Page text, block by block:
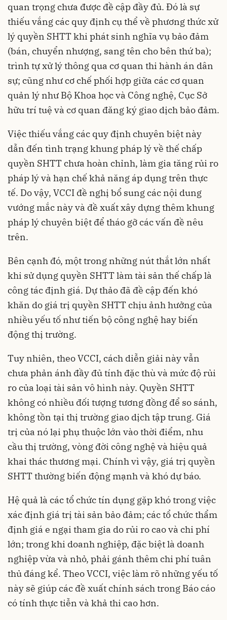
quan trọng chưa được đề cập đầy đủ. Đó là sự
thiếu vắng các quy định cụ thể về phương thức xử
lý quyền SHTT khi phát sinh nghĩa vụ bảo đảm
(bán, chuyển nhượng, sang tên cho bên thứ ba);
trình tự xử lý thông qua cơ quan thi hành án dân
sự; cũng như cơ chế phối hợp giữa các cơ quan
quản lý như Bộ Khoa học và Công nghệ, Cục Sở
hữu trí tuệ và cơ quan đăng ký giao dịch bảo đảm.
Việc thiếu vắng các quy định chuyên biệt này
dẫn đến tình trạng khung pháp lý về thế chấp
quyền SHTT chưa hoàn chỉnh, làm gia tăng rủi ro
pháp lý và hạn chế khả năng áp dụng trên thực
tế. Do vậy, VCCI đề nghị bổ sung các nội dung
vướng mắc này và đề xuất xây dựng thêm khung
pháp lý chuyên biệt để tháo gỡ các vấn đề nêu
trên.
Bên cạnh đó, một trong những nút thắt lớn nhất
khi sử dụng quyền SHTT làm tài sản thế chấp là
công tác định giá. Dự thảo đã đề cập đến khó
khăn do giá trị quyền SHTT chịu ảnh hưởng của
nhiều yếu tố như tiến bộ công nghệ hay biến
động thị trường.
Tuy nhiên, theo VCCI, cách diễn giải này vẫn
chưa phản ánh đầy đủ tính đặc thù và mức độ rủi
ro của loại tài sản vô hình này. Quyền SHTT
không có nhiều đối tượng tương đồng để so sánh,
không tồn tại thị trường giao dịch tập trung. Giá
trị của nó lại phụ thuộc lớn vào thời điểm, nhu
cầu thị trường, vòng đời công nghệ và hiệu quả
khai thác thương mại. Chính vì vậy, giá trị quyền
SHTT thường biến động mạnh và khó dự báo.
Hệ quả là các tổ chức tín dụng gặp khó trong việc
xác định giá trị tài sản bảo đảm; các tổ chức thẩm
định giá e ngại tham gia do rủi ro cao và chi phí
lớn; trong khi doanh nghiệp, đặc biệt là doanh
nghiệp vừa và nhỏ, phải gánh thêm chi phí tuân
thủ đáng kể. Theo VCCI, việc làm rõ những yếu tố
này sẽ giúp các đề xuất chính sách trong Báo cáo
có tính thực tiễn và khả thi cao hơn.